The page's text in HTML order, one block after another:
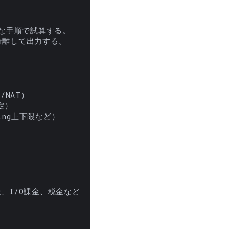
順で試算する。
して出力する。
下限など）
I/O課金、税金など）。